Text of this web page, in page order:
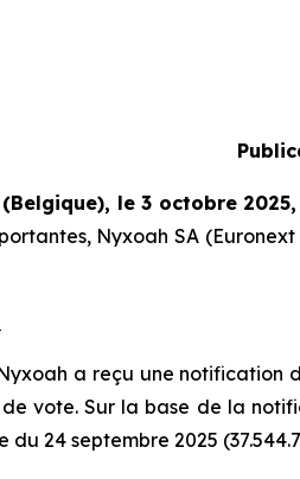
(Belgique), le 3 octobre 2025,
Nyxoah SA
a reçu une notification
vote. Sur la base de la
24 septembre 2025